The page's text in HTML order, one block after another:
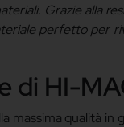
Grazie alla
perfetto per
di HI-
massima qualità